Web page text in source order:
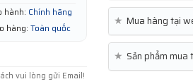
hành: Chính hãng
hàng: Toàn quốc
vui lòng gửi Email!
★ Mua hàng tại
★ Sản phẩm mua